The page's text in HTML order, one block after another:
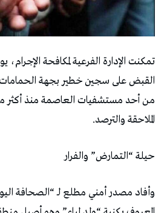
تمكنت الإدارة الفرعية لمكافحة
القبض على سجين خطير بجهة الحمامات
من أحد مستشفيات العاصمة منذ أكثر
الملاحقة والترصد.
حيلة “التمارض” والفرار
وأفاد مصدر أمني مطلع لـ “الصحافة